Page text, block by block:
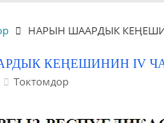
НАРЫН ШААРДЫК
КЕҢЕШИНИН IV
Токтомдор